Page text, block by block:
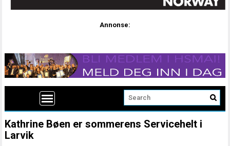
Annonse:
Kathrine Bøen er sommerens Servicehelt i
Larvik